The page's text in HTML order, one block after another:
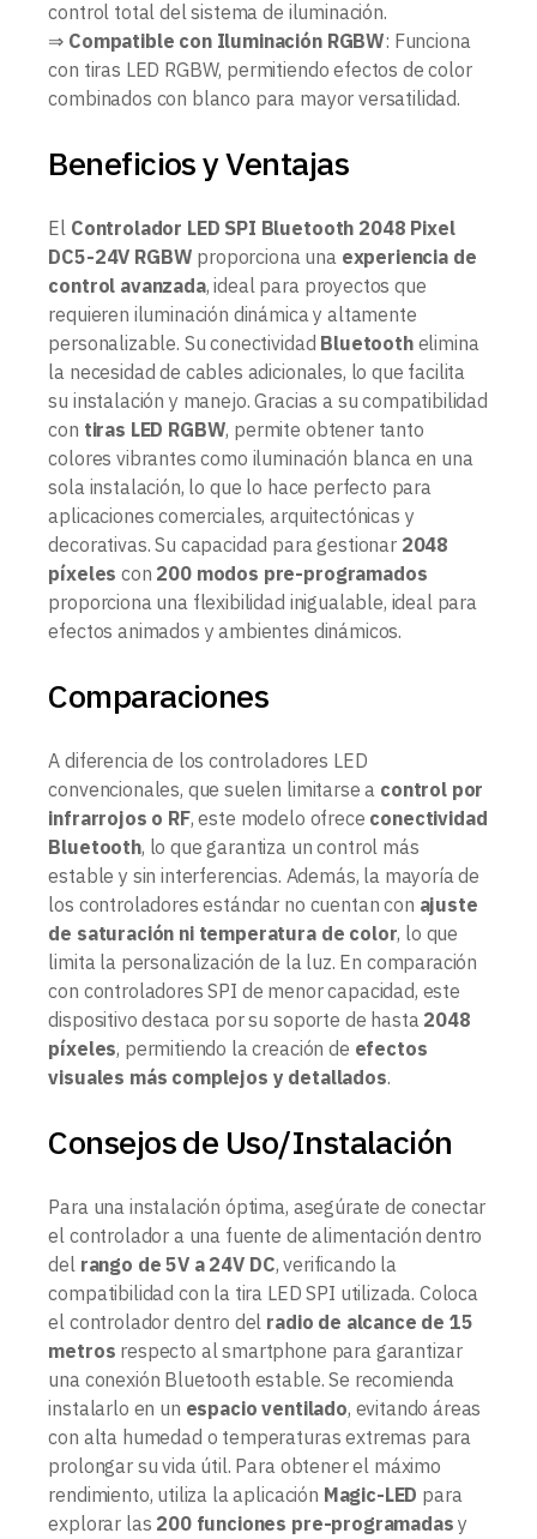
control total del sistema de iluminación.
⇒ Compatible con Iluminación RGBW: Funciona
con tiras LED RGBW, permitiendo efectos de color
combinados con blanco para mayor versatilidad.
Beneficios y Ventajas
El Controlador LED SPI Bluetooth 2048 Pixel
DC5-24V RGBW proporciona una experiencia de
control avanzada, ideal para proyectos que
requieren iluminación dinámica y altamente
personalizable. Su conectividad Bluetoothelimina
la necesidad de cables adicionales, lo que facilita
su instalación y manejo. Gracias a su compatibilidad
con tiras LED RGBW, permite obtener tanto
colores vibrantes como iluminación blanca en una
sola instalación, lo que lo hace perfecto para
aplicaciones comerciales, arquitectónicas y
decorativas. Su capacidad para gestionar 2048
píxeles con 200 modos pre-programados
proporciona una flexibilidad inigualable, ideal para
efectos animados y ambientes dinámicos.
Comparaciones
A diferencia de los controladores LED
convencionales, que suelen limitarse a control por
infrarrojos o RF, este modelo ofrece conectividad
Bluetooth, lo que garantiza un control más
estable y sin interferencias. Además, la mayoría de
los controladores estándar no cuentan con ajuste
de saturación ni temperatura de color, lo que
limita la personalización de la luz. En comparación
con controladores SPI de menor capacidad, este
dispositivo destaca por su soporte de hasta 2048
píxeles, permitiendo la creación de efectos
visuales más complejos y detallados.
Consejos de Uso/Instalación
Para una instalación óptima, asegúrate de conectar
el controlador a una fuente de alimentación dentro
del rango de 5V a 24V DC, verificando la
compatibilidad con la tira LED SPI utilizada. Coloca
el controlador dentro del radio de alcance de 15
metros respecto al smartphone para garantizar
una conexión Bluetooth estable. Se recomienda
instalarlo en un espacio ventilado, evitando áreas
con alta humedad o temperaturas extremas para
prolongar su vida útil. Para obtener el máximo
rendimiento, utiliza la aplicación Magic-LED para
explorar las 200 funciones pre-programadas y